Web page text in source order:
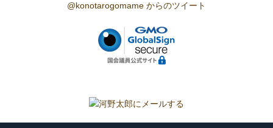
@konotarogomame からのツイート